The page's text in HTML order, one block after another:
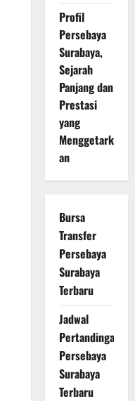
Profil
Persebaya
Surabaya,
Sejarah
Panjang dan
Prestasi
yang
Menggetark
an
Bursa
Transfer
Persebaya
Surabaya
Terbaru
Jadwal
Pertandingan
Persebaya
Surabaya
Terbaru